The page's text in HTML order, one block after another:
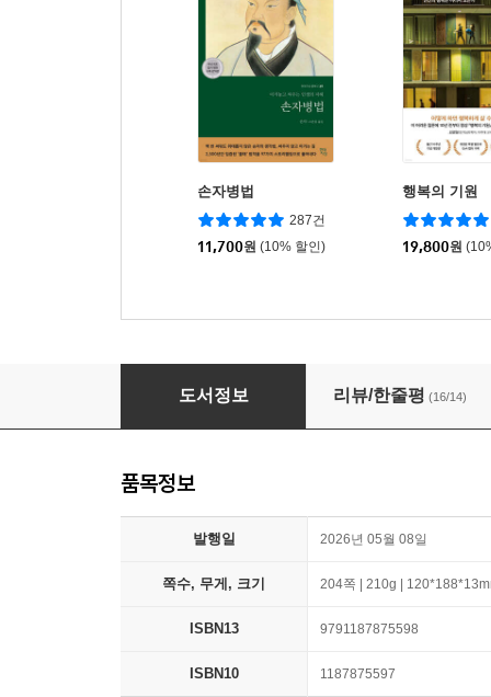
손자병법
287건
11,700원 (10% 할인)
행복의 기원
19,800원
진작 이렇게 책을 읽었더라면
도서정보 리뷰/한줄평 (16/14)
품목정보
발행일 2026년 05월 08일
쪽수, 무게, 크기 204쪽 | 210g |
ISBN13 9791187875598
ISBN10 1187875597